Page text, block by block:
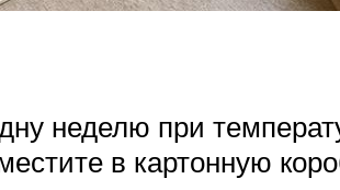
неделю при
в картонную